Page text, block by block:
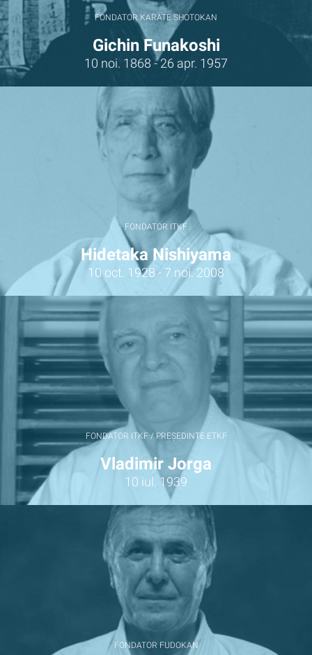
FONDATOR KARATE SHOTOKAN
Gichin Funakoshi
10 noi. 1868 - 26 apr. 1957
FONDATOR ITKF
Hidetaka Nishiyama
10 oct. 1928 - 7 noi. 2008
FONDATOR ITKF / PREȘEDINTE ETKF
Vladimir Jorga
10 iul. 1939
FONDATOR FUDOKAN